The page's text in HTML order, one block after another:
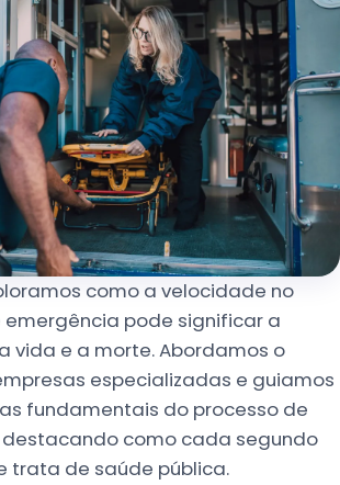
como a velocidade no
pode significar a
vida e a morte. Abordamos o
especializadas e guiamos
fundamentais do processo de
destacando como cada segundo
trata de saúde pública.